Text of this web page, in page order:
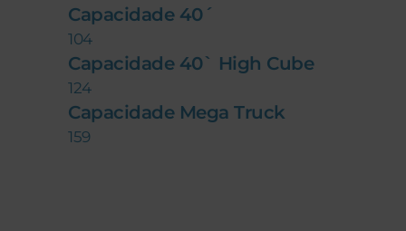
Capacidade 40´
104
Capacidade 40` High Cube
124
Capacidade Mega Truck
159